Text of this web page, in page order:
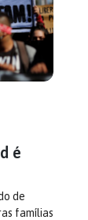
é
de
famílias